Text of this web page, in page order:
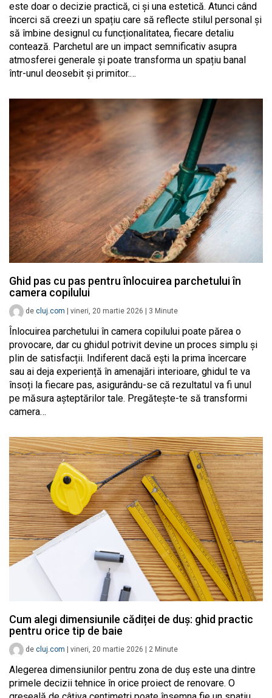
este doar o decizie practică, ci și una estetică. Atunci când
încerci să creezi un spațiu care să reflecte stilul personal și
să îmbine designul cu funcționalitatea, fiecare detaliu
contează. Parchetul are un impact semnificativ asupra
atmosferei generale și poate transforma un spațiu banal
într-unul deosebit și primitor.…
Ghid pas cu pas pentru înlocuirea parchetului în
camera copilului
de cluj.com vineri, 20 martie 2026 3 Minute
Înlocuirea parchetului în camera copilului poate părea o
provocare, dar cu ghidul potrivit devine un proces simplu și
plin de satisfacții. Indiferent dacă ești la prima încercare
sau ai deja experiență în amenajări interioare, ghidul te va
însoți la fiecare pas, asigurându-se că rezultatul va fi unul
pe măsura așteptărilor tale. Pregătește-te să transformi
camera…
Cum alegi dimensiunile cădiței de duș: ghid practic
pentru orice tip de baie
de cluj.com vineri, 20 martie 2026 2 Minute
Alegerea dimensiunilor pentru zona de duș este una dintre
primele decizii tehnice în orice proiect de renovare. O